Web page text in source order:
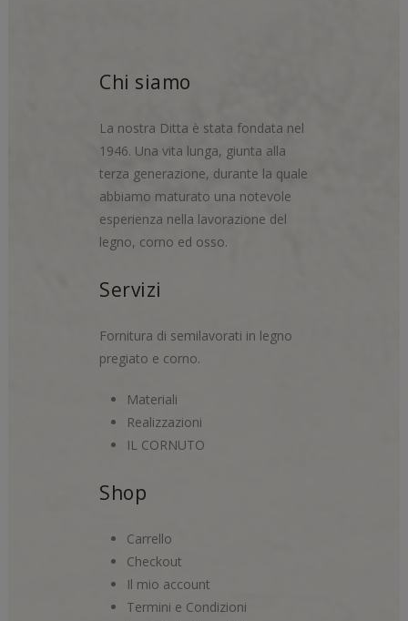
Chi siamo
La nostra Ditta è stata fondata nel
1946. Una vita lunga, giunta alla
terza generazione, durante la quale
abbiamo maturato una notevole
esperienza nella lavorazione del
legno, corno ed osso.
Servizi
Fornitura di semilavorati in legno
pregiato e corno.
Materiali
Realizzazioni
IL CORNUTO
Shop
Carrello
Checkout
Il mio account
Termini e Condizioni